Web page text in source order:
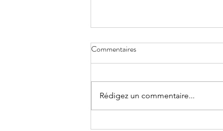
Séance d'information : Découvrez
Commentaires
Rédigez un commentaire...